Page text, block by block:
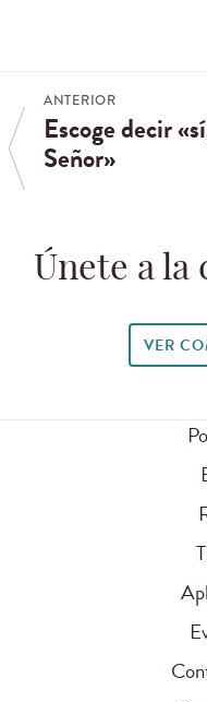
ANTERIOR
Escoge decir
Señor»
Únete a la
VER